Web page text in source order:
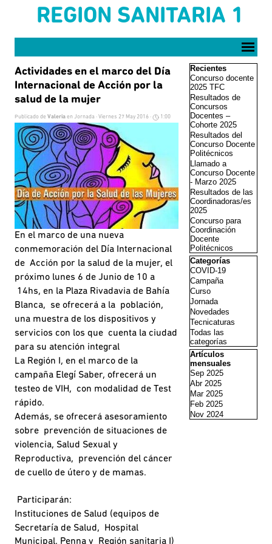
Vaya al Contenido
REGION SANITARIA 1
Actividades en el marco del Día
Internacional de Acción por la
salud de la mujer
Publicado de Valeria en Jornada · Viernes 27 May 2016 · 1:00
En el marco de una nueva
conmemoración del Día Internacional
de Acción por la salud de la mujer, el
próximo lunes 6 de Junio de 10 a
14hs, en la Plaza Rivadavia de Bahía
Blanca, se ofrecerá a la población,
una muestra de los dispositivos y
servicios con los que cuenta la ciudad
para su atención integral
La Región I, en el marco de la
campaña Elegí Saber, ofrecerá un
testeo de VIH, con modalidad de Test
rápido.
Además, se ofrecerá asesoramiento
sobre prevención de situaciones de
violencia, Salud Sexual y
Reproductiva, prevención del cáncer
de cuello de útero y de mamas.
Participarán:
Instituciones de Salud (equipos de
Secretaría de Salud, Hospital
Municipal, Penna y Región sanitaria I)
Saltar el bloque
Recientes
Concurso docente
2025 TFC
Resultados de
Concursos
Docentes –
Cohorte 2025
Resultados del
Concurso Docente
Politécnicos
Llamado a
Concurso Docente
- Marzo 2025
Resultados de las
Coordinadoras/es
2025
Concurso para
Coordinación
Docente
Politécnicos
Saltar el bloque
Categorías
COVID-19
Campaña
Curso
Jornada
Novedades
Tecnicaturas
Todas las
categorías
Saltar el bloque
Artículos
mensuales
Sep 2025
Abr 2025
Mar 2025
Feb 2025
Nov 2024